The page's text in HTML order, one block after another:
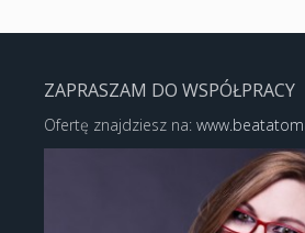
ZAPRASZAM DO WSPÓŁPRACY
Ofertę znajdziesz na: